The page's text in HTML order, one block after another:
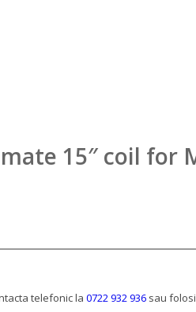
15″ coil for
telefonic la 0722 932 936 sau